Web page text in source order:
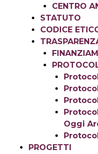
CENTRO
STATUTO
CODICE
Oggi
PROGETTI